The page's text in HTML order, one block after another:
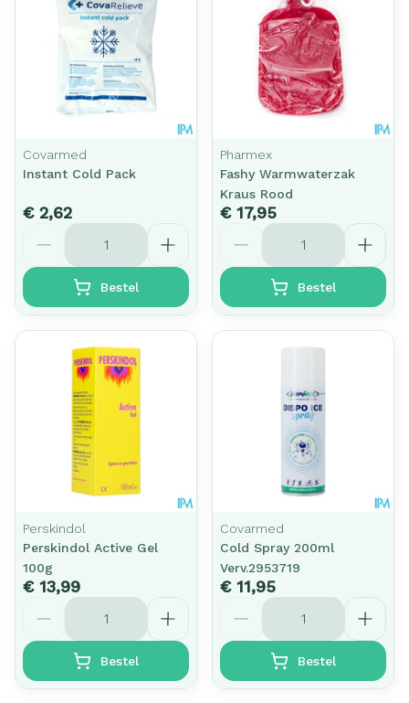
Covarmed
Instant Cold Pack
€ 2,62
Aantal
Bestel
Pharmex
Fashy Warmwaterzak
Kraus Rood
€ 17,95
Aantal
Bestel
Perskindol
Perskindol Active Gel
100g
€ 13,99
Aantal
Bestel
Covarmed
Cold Spray 200ml
Verv.2953719
€ 11,95
Aantal
Bestel